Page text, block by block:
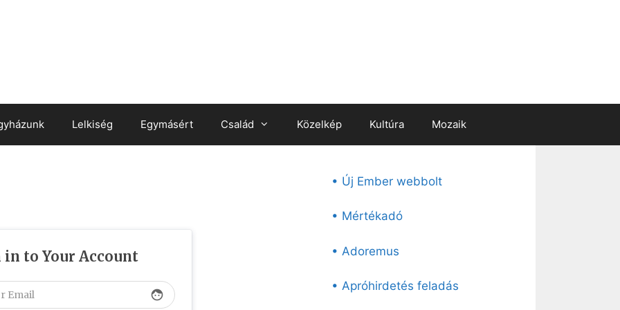
Lelkiség Egymásért Család Közelkép Kultúra Mozaik
in to Your Account
face
• Új Ember webbolt
• Mértékadó
• Adoremus
• Apróhirdetés feladás